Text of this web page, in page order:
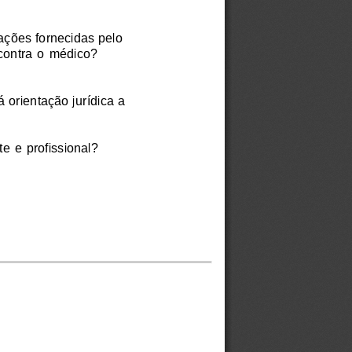
fornecidas pelo
o médico?
orientação jurídica a
e profissional?